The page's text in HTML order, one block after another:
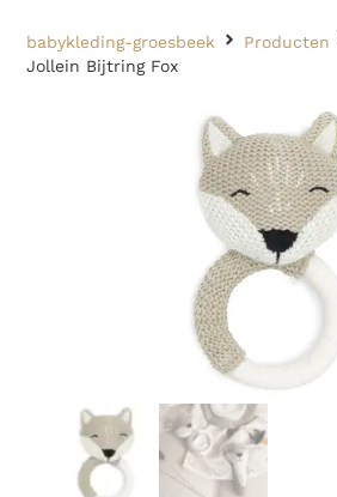
babykleding-groesbeek
Producten
Jollein Bijtring Fox